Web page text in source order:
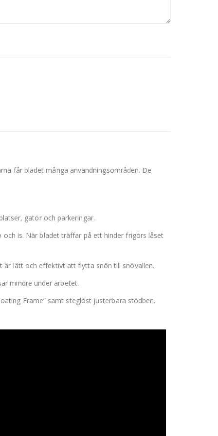
får bladet många användningsområden. De
gator och parkeringar.
och is. När bladet träffar på ett hinder frigörs låset
är lätt och effektivt att flytta snön till snövallen.
mindre under arbetet.
Frame” samt steglöst justerbara stödben.